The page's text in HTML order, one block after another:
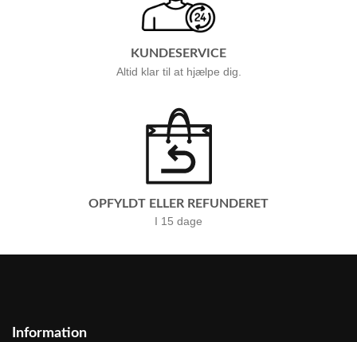
KUNDESERVICE
Altid klar til at hjælpe dig.
OPFYLDT ELLER REFUNDERET
I 15 dage
Information